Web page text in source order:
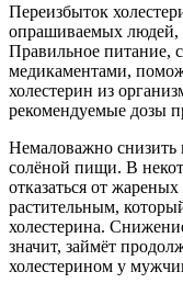
Переизбыток
опрашиваемых людей,
Правильное питание,
медикаментами,
холестерин из
рекомендуемые дозы
Немаловажно снизить
солёной пищи. В
отказаться от
растительным,
холестерина.
значит, займёт
холестерином у